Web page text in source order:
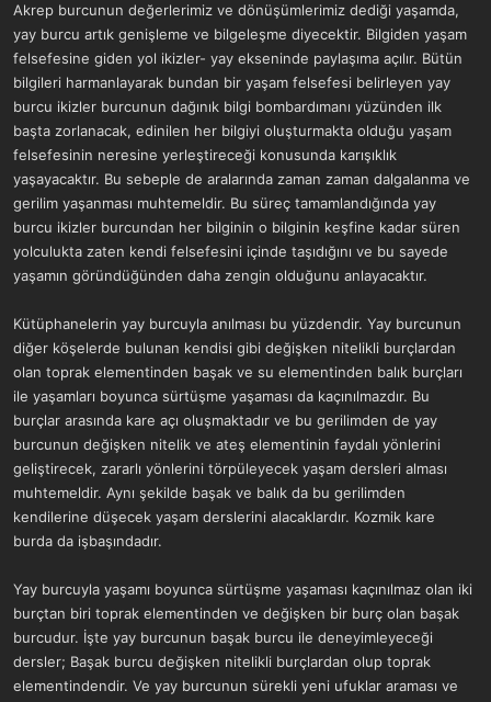
Akrep burcunun değerlerimiz ve dönüşümlerimiz dediği yaşamda,
yay burcu artık genişleme ve bilgeleşme diyecektir. Bilgiden yaşam
felsefesine giden yol ikizler- yay ekseninde paylaşıma açılır. Bütün
bilgileri harmanlayarak bundan bir yaşam felsefesi belirleyen yay
burcu ikizler burcunun dağınık bilgi bombardımanı yüzünden ilk
başta zorlanacak, edinilen her bilgiyi oluşturmakta olduğu yaşam
felsefesinin neresine yerleştireceği konusunda karışıklık
yaşayacaktır. Bu sebeple de aralarında zaman zaman dalgalanma ve
gerilim yaşanması muhtemeldir. Bu süreç tamamlandığında yay
burcu ikizler burcundan her bilginin o bilginin keşfine kadar süren
yolculukta zaten kendi felsefesini içinde taşıdığını ve bu sayede
yaşamın göründüğünden daha zengin olduğunu anlayacaktır.
Kütüphanelerin yay burcuyla anılması bu yüzdendir. Yay burcunun
diğer köşelerde bulunan kendisi gibi değişken nitelikli burçlardan
olan toprak elementinden başak ve su elementinden balık burçları
ile yaşamları boyunca sürtüşme yaşaması da kaçınılmazdır. Bu
burçlar arasında kare açı oluşmaktadır ve bu gerilimden de yay
burcunun değişken nitelik ve ateş elementinin faydalı yönlerini
geliştirecek, zararlı yönlerini törpüleyecek yaşam dersleri alması
muhtemeldir. Aynı şekilde başak ve balık da bu gerilimden
kendilerine düşecek yaşam derslerini alacaklardır. Kozmik kare
burda da işbaşındadır.
Yay burcuyla yaşamı boyunca sürtüşme yaşaması kaçınılmaz olan iki
burçtan biri toprak elementinden ve değişken bir burç olan başak
burcudur. İşte yay burcunun başak burcu ile deneyimleyeceği
dersler; Başak burcu değişken nitelikli burçlardan olup toprak
elementindendir. Ve yay burcunun sürekli yeni ufuklar araması ve